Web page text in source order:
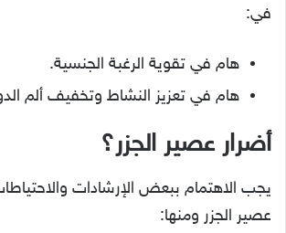
في:
هام في تقوية الرغبة الجنسية.
هام في تعزيز النشاط وتخفيف ألم
أضرار عصير الجزر؟
يجب الاهتمام ببعض الإرشادات
عصير الجزر ومنها: